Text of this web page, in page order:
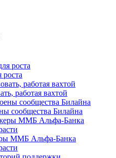
роста
работая вахтой
сообщества Билайна
ММБ Альфа-Банка